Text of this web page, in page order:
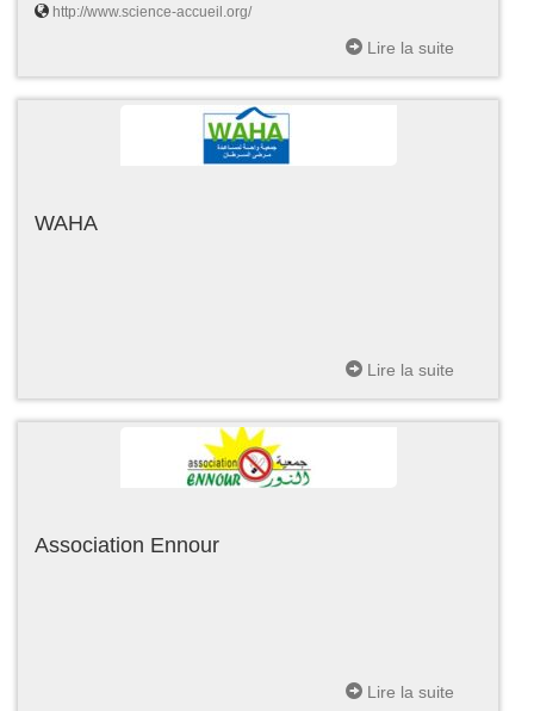
http://www.science-accueil.org/
Lire la suite
WAHA
Lire la suite
Association Ennour
Lire la suite